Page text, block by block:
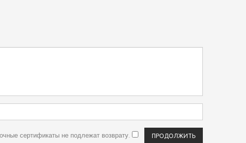
сертификаты не подлежат возврату.